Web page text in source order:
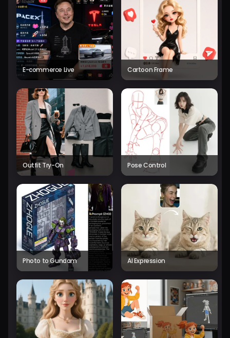
E-commerce Live Cartoon Frame
Outfit Try-On Pose Control
Photo to Gundam AI Expression